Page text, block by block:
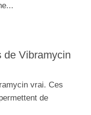
de Vibramycin
vrai. Ces
de